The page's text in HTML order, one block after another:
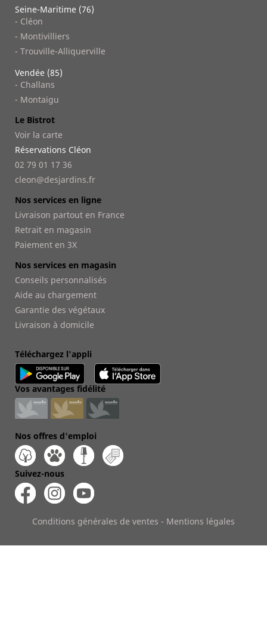
Seine-Maritime (76)
- Cléon
- Montivilliers
- Trouville-Alliquerville
Vendée (85)
- Challans
- Montaigu
Le Bistrot
Voir la carte
Réservations Cléon
02 79 01 17 36
cleon@desjardins.fr
Nos services en ligne
Livraison partout en France
Retrait en magasin
Paiement en 3X
Nos services en magasin
Conseils personnalisés
Aide au chargement
Garantie des végétaux
Livraison à domicile
Téléchargez l'appli
Vos avantages fidélité
Nos offres d'emploi
Suivez-nous
Conditions générales de ventes - Mentions légales